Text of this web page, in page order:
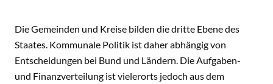
Die Gemeinden und Kreise bilden die dritte Ebene des
Staates. Kommunale Politik ist daher abhängig von
Entscheidungen bei Bund und Ländern. Die Aufgaben-
und Finanzverteilung ist vielerorts jedoch aus dem